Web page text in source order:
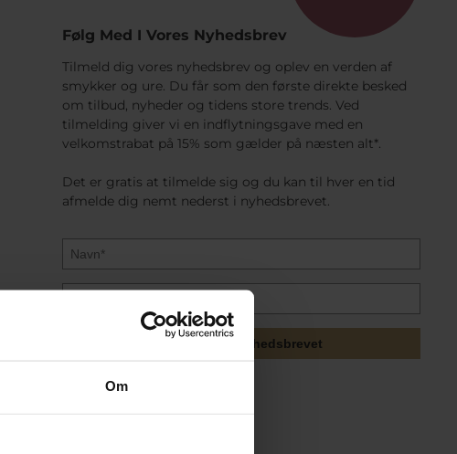
Om
Følg Med I Vores Nyhedsbrev
Tilmeld dig vores nyhedsbrev og oplev en verden af
smykker og ure. Du får som den første direkte besked
om tilbud, nyheder og tidens store trends. Ved
tilmelding giver vi en indflytningsgave med en
velkomstrabat på 15% som gælder på næsten alt*.
Det er gratis at tilmelde sig og du kan til hver en tid
afmelde dig nemt nederst i nyhedsbrevet.
Tilmeld mig nyhedsbrevet